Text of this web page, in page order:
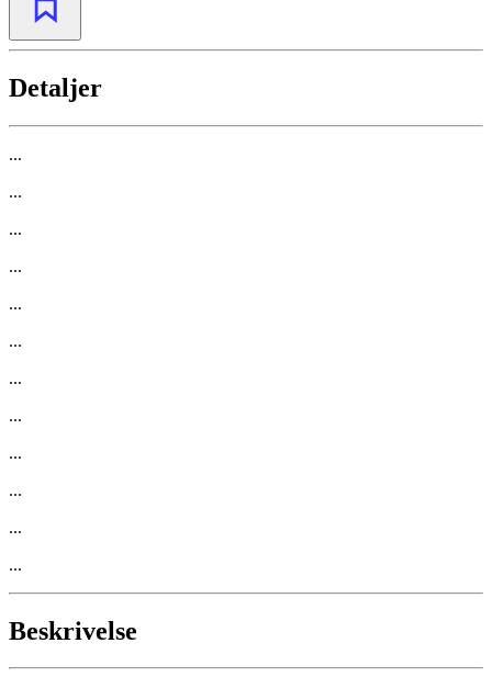
Detaljer
...
...
...
...
...
...
...
...
...
...
...
...
Beskrivelse